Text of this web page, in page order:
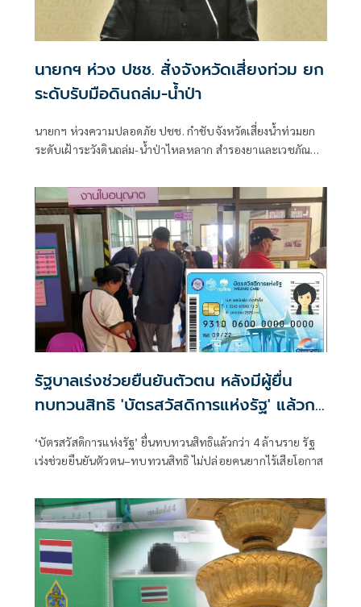
นายกฯ ห่วง ปชช. สั่งจังหวัดเสี่ยงท่วม ยก
ระดับรับมือดินถล่ม-น้ำป่า
นายกฯ ห่วงความปลอดภัย ปชช. กำชับจังหวัดเสี่ยงน้ำท่วมยก
ระดับเฝ้าระวังดินถล่ม-น้ำป่าไหลหลาก สำรองยาและเวชภัณฑ์
รัฐบาลเร่งช่วยยืนยันตัวตน หลังมีผู้ยื่น
ทบทวนสิทธิ 'บัตรสวัสดิการแห่งรัฐ' แล้วก
‘บัตรสวัสดิการแห่งรัฐ’ ยื่นทบทวนสิทธิแล้วกว่า 4 ล้านราย รัฐ
เร่งช่วยยืนยันตัวตน–ทบทวนสิทธิ ไม่ปล่อยคนยากไร้เสียโอกาส